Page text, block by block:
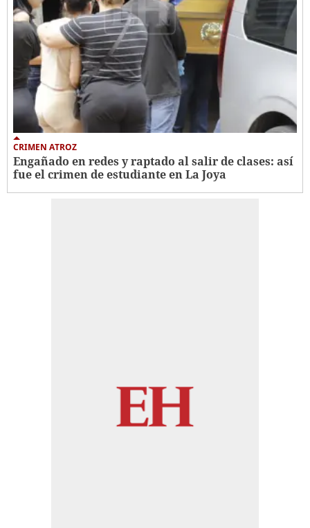
CRIMEN ATROZ
Engañado en redes y raptado al salir de clases: así
fue el crimen de estudiante en La Joya